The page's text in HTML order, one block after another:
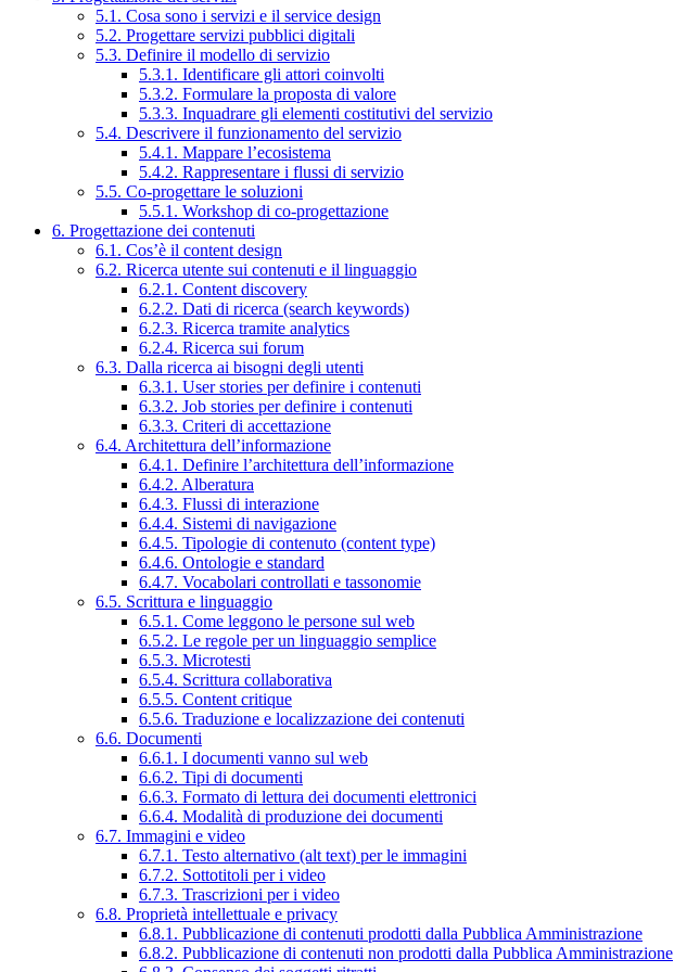
5.1. Cosa sono i servizi e il service design
5.2. Progettare servizi pubblici digitali
5.3. Definire il modello di servizio
5.3.1. Identificare gli attori coinvolti
5.3.2. Formulare la proposta di valore
5.3.3. Inquadrare gli elementi costitutivi del servizio
5.4. Descrivere il funzionamento del servizio
5.4.1. Mappare l’ecosistema
5.4.2. Rappresentare i flussi di servizio
5.5. Co-progettare le soluzioni
5.5.1. Workshop di co-progettazione
6. Progettazione dei contenuti
6.1. Cos’è il content design
6.2. Ricerca utente sui contenuti e il linguaggio
6.2.1. Content discovery
6.2.2. Dati di ricerca (search keywords)
6.2.3. Ricerca tramite analytics
6.2.4. Ricerca sui forum
6.3. Dalla ricerca ai bisogni degli utenti
6.3.1. User stories per definire i contenuti
6.3.2. Job stories per definire i contenuti
6.3.3. Criteri di accettazione
6.4. Architettura dell’informazione
6.4.1. Definire l’architettura dell’informazione
6.4.2. Alberatura
6.4.3. Flussi di interazione
6.4.4. Sistemi di navigazione
6.4.5. Tipologie di contenuto (content type)
6.4.6. Ontologie e standard
6.4.7. Vocabolari controllati e tassonomie
6.5. Scrittura e linguaggio
6.5.1. Come leggono le persone sul web
6.5.2. Le regole per un linguaggio semplice
6.5.3. Microtesti
6.5.4. Scrittura collaborativa
6.5.5. Content critique
6.5.6. Traduzione e localizzazione dei contenuti
6.6. Documenti
6.6.1. I documenti vanno sul web
6.6.2. Tipi di documenti
6.6.3. Formato di lettura dei documenti elettronici
6.6.4. Modalità di produzione dei documenti
6.7. Immagini e video
6.7.1. Testo alternativo (alt text) per le immagini
6.7.2. Sottotitoli per i video
6.7.3. Trascrizioni per i video
6.8. Proprietà intellettuale e privacy
6.8.1. Pubblicazione di contenuti prodotti dalla Pubblica Amministrazione
6.8.2. Pubblicazione di contenuti non prodotti dalla Pubblica Amministrazione